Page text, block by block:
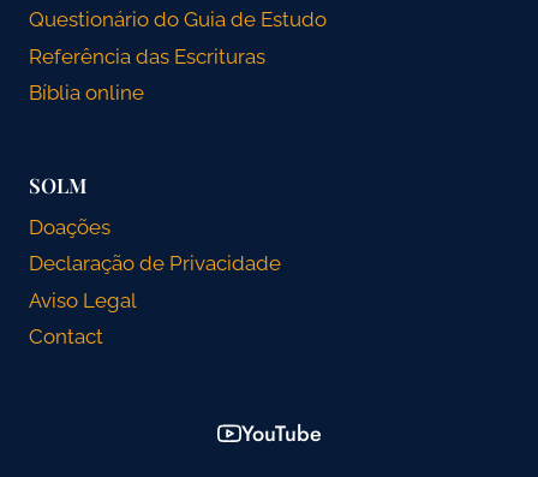
Questionário do Guia de Estudo
Referência das Escrituras
Bíblia online
SOLM
Doações
Declaração de Privacidade
Aviso Legal
Contact
YouTube